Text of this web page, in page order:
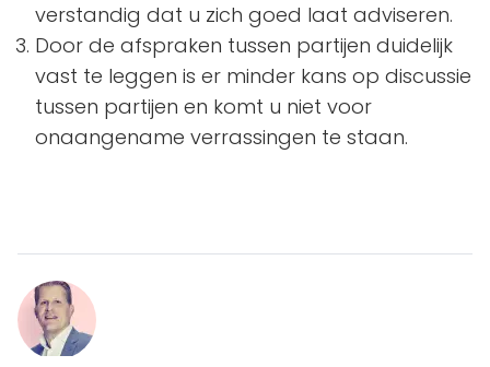
verstandig dat u zich goed laat adviseren.
Door de afspraken tussen partijen duidelijk
vast te leggen is er minder kans op discussie
tussen partijen en komt u niet voor
onaangename verrassingen te staan.